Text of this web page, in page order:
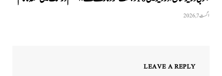
اگست 7, 2026
LEAVE A REPLY